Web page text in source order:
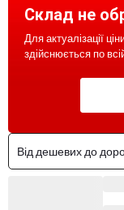
Склад не
Для актуалізації
здійснюється по
Від дешевих до